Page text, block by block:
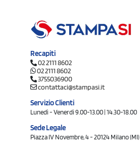
Recapiti
02 2111 8602
02 2111 8602
3755036900
contattaci@stampasi.it
Servizio Clienti
Lunedì - Venerdì 9.00-13.00 | 14.30-18.00
Sede Legale
Piazza IV Novembre, 4 - 20124 Milano (MI)